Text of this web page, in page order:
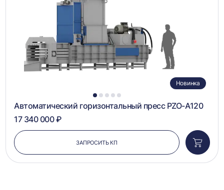
1 2 3 4 5
Новинка
Автоматический горизонтальный пресс PZO-A120
17 340 000 ₽
ЗАПРОСИТЬ КП
в